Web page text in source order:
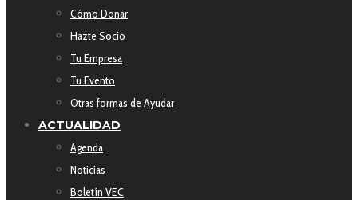
Cómo Donar
Hazte Socio
Tu Empresa
Tu Evento
Otras formas de Ayudar
ACTUALIDAD
Agenda
Noticias
Boletín VEC